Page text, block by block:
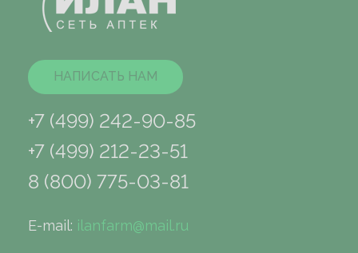
НАПИСАТЬ НАМ
+7 (499) 242-90-85
+7 (499) 212-23-51
8 (800) 775-03-81
E-mail: ilanfarm@mail.ru